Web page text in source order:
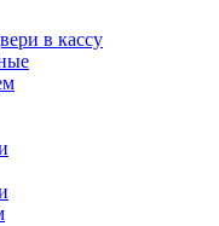
в кассу